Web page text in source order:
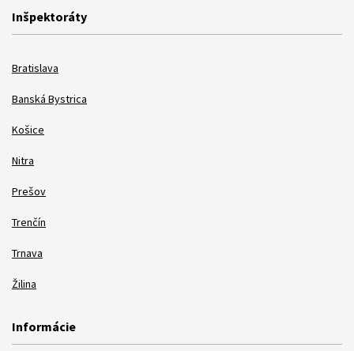
Inšpektoráty
Bratislava
Banská Bystrica
Košice
Nitra
Prešov
Trenčín
Trnava
Žilina
Informácie